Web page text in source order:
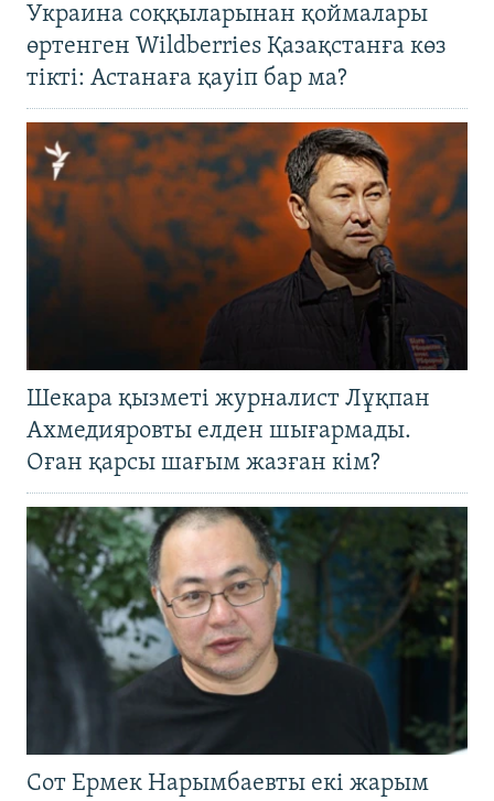
Украина соққыларынан қоймалары
өртенген Wildberries Қазақстанға көз
тікті: Астанаға қауіп бар ма?
Шекара қызметі журналист Лұқпан
Ахмедияровты елден шығармады.
Оған қарсы шағым жазған кім?
Сот Ермек Нарымбаевты екі жарым